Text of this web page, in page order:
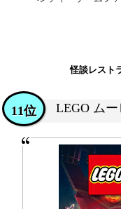
怪談レスト
LEGO ム
11位